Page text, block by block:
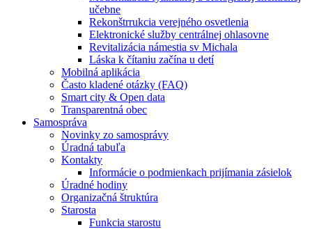
učebne
Rekonštrrukcia verejného osvetlenia
Elektronické služby centrálnej ohlasovne
Revitalizácia námestia sv Michala
Láska k čítaniu začína u detí
Mobilná aplikácia
Často kladené otázky (FAQ)
Smart city & Open data
Transparentná obec
Samospráva
Novinky zo samosprávy
Úradná tabuľa
Kontakty
Informácie o podmienkach prijímania zásielok
Úradné hodiny
Organizačná štruktúra
Starosta
Funkcia starostu